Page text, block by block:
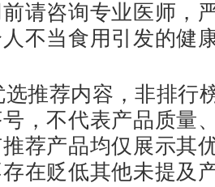
请咨询专业医师，
不当食用引发的健
推荐内容，非排行
，不代表产品质量
荐产品均仅展示其
在贬低其他未提及